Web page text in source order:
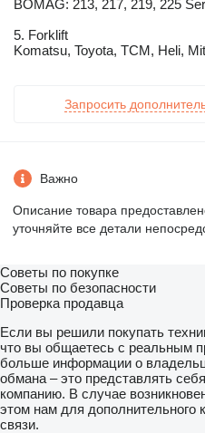
BOMAG: 213, 217, 219, 225
5. Forklift
Komatsu, Toyota, TCM, Heli,
Запросить
Важно
Описание товара
уточняйте все детали
Советы по покупке
Советы по безопасности
Проверка продавца
Если вы решили покупать
что вы общаетесь с реальным
больше информации о
обмана – это представлять
компанию. В случае
этом нам для дополнительного
связи.